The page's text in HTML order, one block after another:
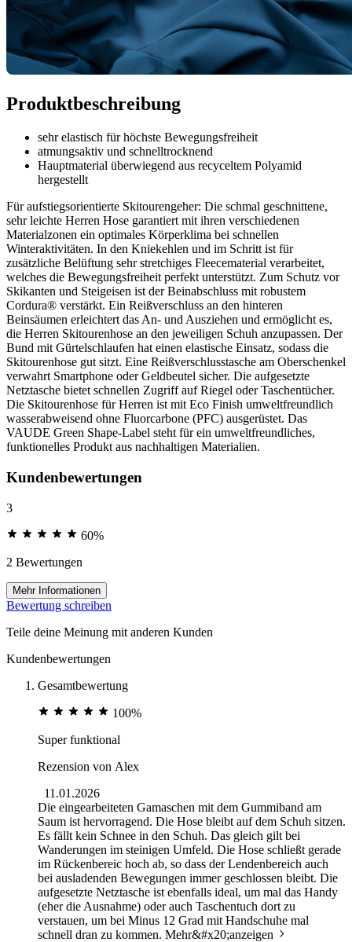
Produktbeschreibung
sehr elastisch für höchste Bewegungsfreiheit
atmungsaktiv und schnelltrocknend
Hauptmaterial überwiegend aus recyceltem Polyamid
hergestellt
Für aufstiegsorientierte Skitourengeher: Die schmal geschnittene,
sehr leichte Herren Hose garantiert mit ihren verschiedenen
Materialzonen ein optimales Körperklima bei schnellen
Winteraktivitäten. In den Kniekehlen und im Schritt ist für
zusätzliche Belüftung sehr stretchiges Fleecematerial verarbeitet,
welches die Bewegungsfreiheit perfekt unterstützt. Zum Schutz vor
Skikanten und Steigeisen ist der Beinabschluss mit robustem
Cordura® verstärkt. Ein Reißverschluss an den hinteren
Beinsäumen erleichtert das An- und Ausziehen und ermöglicht es,
die Herren Skitourenhose an den jeweiligen Schuh anzupassen. Der
Bund mit Gürtelschlaufen hat einen elastische Einsatz, sodass die
Skitourenhose gut sitzt. Eine Reißverschlusstasche am Oberschenkel
verwahrt Smartphone oder Geldbeutel sicher. Die aufgesetzte
Netztasche bietet schnellen Zugriff auf Riegel oder Taschentücher.
Die Skitourenhose für Herren ist mit Eco Finish umweltfreundlich
wasserabweisend ohne Fluorcarbone (PFC) ausgerüstet. Das
VAUDE Green Shape-Label steht für ein umweltfreundliches,
funktionelles Produkt aus nachhaltigen Materialien.
Kundenbewertungen
3
60%
2 Bewertungen
Mehr Informationen
Bewertung schreiben
Teile deine Meinung mit anderen Kunden
Kundenbewertungen
Gesamtbewertung
100%
Super funktional
Rezension von Alex
11.01.2026
Die eingearbeiteten Gamaschen mit dem Gummiband am
Saum ist hervorragend. Die Hose bleibt auf dem Schuh sitzen.
Es fällt kein Schnee in den Schuh. Das gleich gilt bei
Wanderungen im steinigen Umfeld. Die Hose schließt gerade
im Rückenbereic hoch ab, so dass der Lendenbereich auch
bei ausladenden Bewegungen immer geschlossen bleibt. Die
aufgesetzte Netztasche ist ebenfalls ideal, um mal das Handy
(eher die Ausnahme) oder auch Taschentuch dort zu
verstauen, um bei Minus 12 Grad mit Handschuhe mal
schnell dran zu kommen. Mehr&#x20;anzeigen